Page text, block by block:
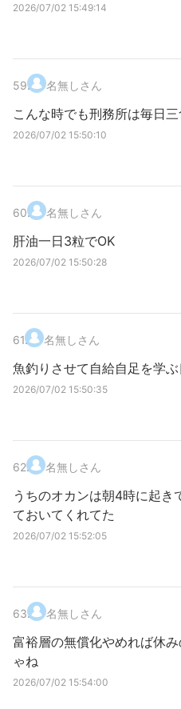
2026/07/02 15:49:14
59. 名無しさん
こんな時でも刑務所は毎日
2026/07/02 15:50:10
60. 名無しさん
肝油一日3粒でOK
2026/07/02 15:50:28
61. 名無しさん
魚釣りさせて自給自足を学
2026/07/02 15:50:35
62. 名無しさん
うちのオカンは朝4時に起き
ておいてくれてた
2026/07/02 15:52:05
63. 名無しさん
富裕層の無償化やめれば休
ゃね
2026/07/02 15:54:00